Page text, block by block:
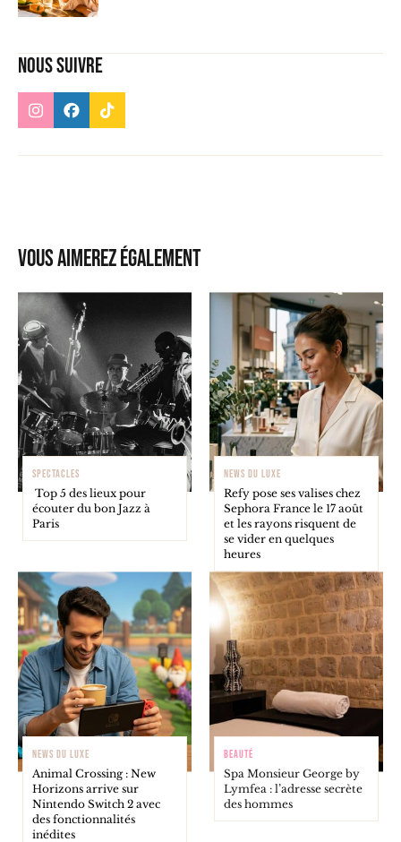
Nous suivre
Vous aimerez également
SPECTACLES
Top 5 des lieux pour
écouter du bon Jazz à
Paris
NEWS DU LUXE
Refy pose ses valises chez
Sephora France le 17 août
et les rayons risquent de
se vider en quelques
heures
NEWS DU LUXE
Animal Crossing : New
Horizons arrive sur
Nintendo Switch 2 avec
des fonctionnalités
inédites
BEAUTÉ
Spa Monsieur George by
Lymfea : l’adresse secrète
des hommes